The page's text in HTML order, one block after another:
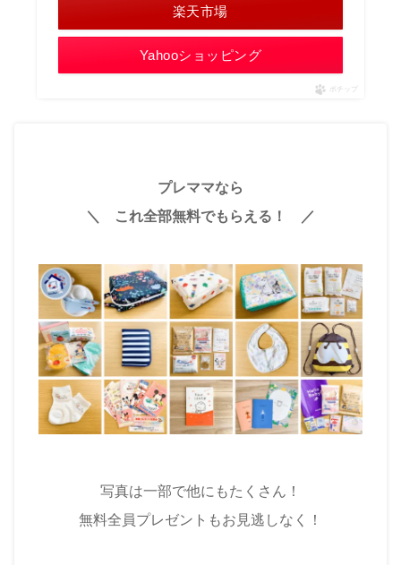
楽天市場
Yahooショッピング
ポチップ
プレママなら
＼ これ全部無料でもらえる！ ／
写真は一部で他にもたくさん！
無料全員プレゼントもお見逃しなく！